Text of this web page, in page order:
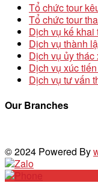
Tổ chức tour
Tổ chức tour
Dịch vụ kế khai
Dịch vụ thành
Dịch vụ ủy
Dịch vụ xúc
Dịch vụ tư vấn
Our Branches
© 2024 Powered By